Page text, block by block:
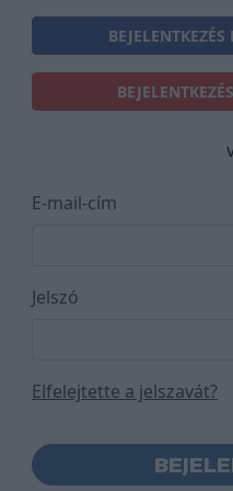
E-mail-cím
Jelszó
Elfelejtette a jelszavát?